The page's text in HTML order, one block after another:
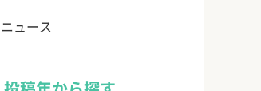
ニュース